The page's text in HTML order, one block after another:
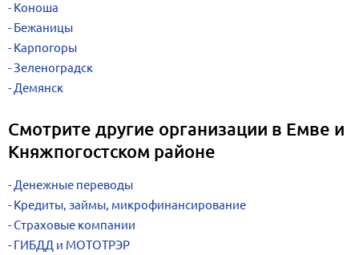
Коноша
Бежаницы
Карпогоры
Зеленоградск
Демянск
Смотрите другие организации в Емве и
Княжпогостском районе
Денежные переводы
Кредиты, займы, микрофинансирование
Страховые компании
ГИБДД и МОТОТРЭР